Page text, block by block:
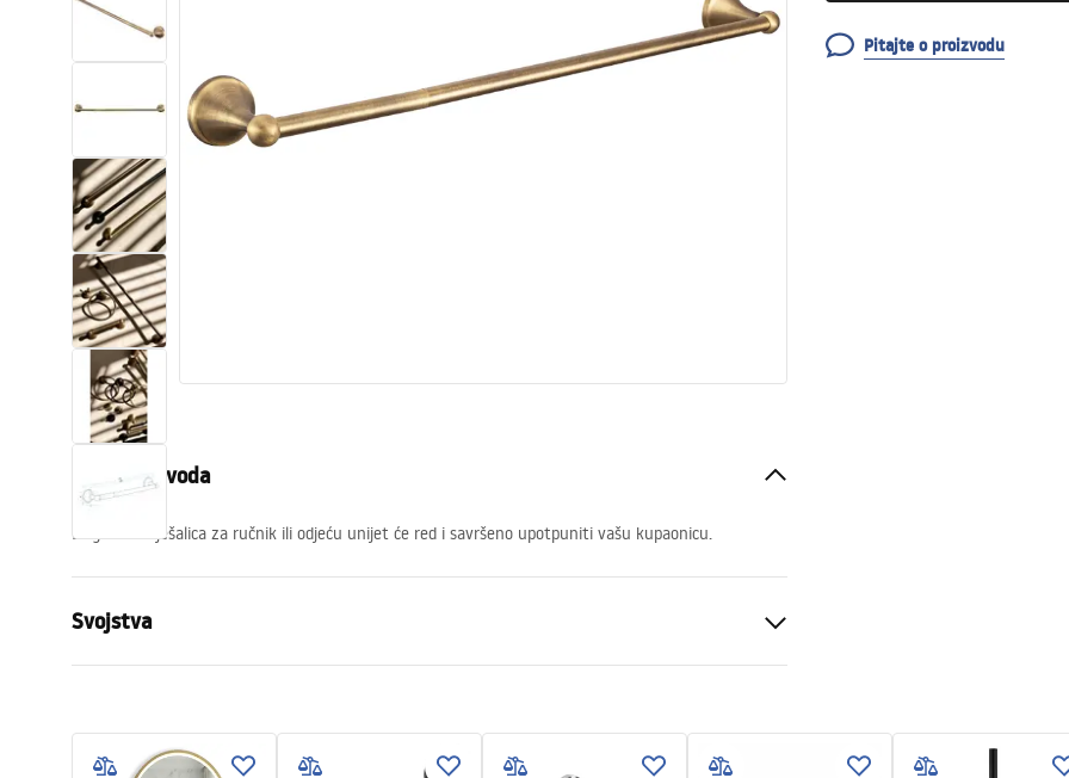
Zahodi, toaleti
Umivaonici
Kade i paravani
Miješalice, pipe, slavine
Tuševi
Kitchen
Kupaonski pribor
Pitajte o proizvodu
Opis proizvoda
Elegantna vješalica za ručnik ili odjeću unijet će red i savršeno upotpuniti vašu kupaonicu.
Svojstva
Način montaže
Na šrafove